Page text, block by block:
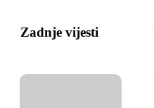
Zadnje vijesti